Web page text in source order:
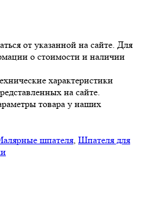
от указанной на сайте. Для
о стоимости и наличии
характеристики
на сайте.
товара у наших
шпателя Шпателя для